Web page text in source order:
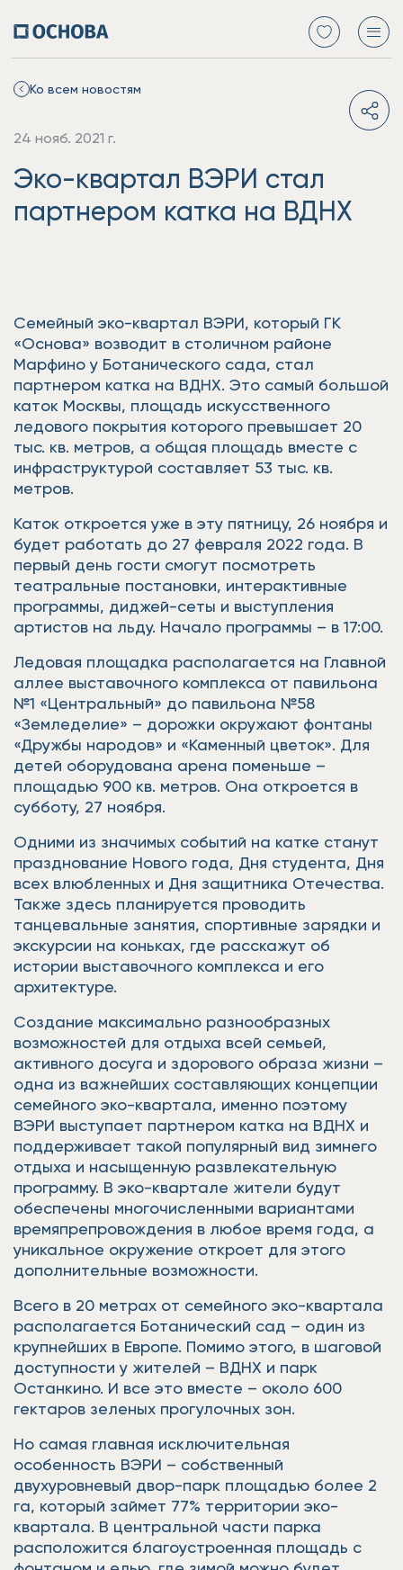
Ко всем новостям
24 нояб. 2021 г.
Эко-квартал ВЭРИ стал
партнером катка на ВДНХ
Семейный эко-квартал ВЭРИ, который ГК
«Основа» возводит в столичном районе
Марфино у Ботанического сада, стал
партнером катка на ВДНХ. Это самый большой
каток Москвы, площадь искусственного
ледового покрытия которого превышает 20
тыс. кв. метров, а общая площадь вместе с
инфраструктурой составляет 53 тыс. кв.
метров.
Каток откроется уже в эту пятницу, 26 ноября и
будет работать до 27 февраля 2022 года. В
первый день гости смогут посмотреть
театральные постановки, интерактивные
программы, диджей-сеты и выступления
артистов на льду. Начало программы – в 17:00.
Ледовая площадка располагается на Главной
аллее выставочного комплекса от павильона
№1 «Центральный» до павильона №58
«Земледелие» – дорожки окружают фонтаны
«Дружбы народов» и «Каменный цветок». Для
детей оборудована арена поменьше –
площадью 900 кв. метров. Она откроется в
субботу, 27 ноября.
Одними из значимых событий на катке станут
празднование Нового года, Дня студента, Дня
всех влюбленных и Дня защитника Отечества.
Также здесь планируется проводить
танцевальные занятия, спортивные зарядки и
экскурсии на коньках, где расскажут об
истории выставочного комплекса и его
архитектуре.
Создание максимально разнообразных
возможностей для отдыха всей семьей,
активного досуга и здорового образа жизни –
одна из важнейших составляющих концепции
семейного эко-квартала, именно поэтому
ВЭРИ выступает партнером катка на ВДНХ и
поддерживает такой популярный вид зимнего
отдыха и насыщенную развлекательную
программу. В эко-квартале жители будут
обеспечены многочисленными вариантами
времяпрепровождения в любое время года, а
уникальное окружение откроет для этого
дополнительные возможности.
Всего в 20 метрах от семейного эко-квартала
располагается Ботанический сад – один из
крупнейших в Европе. Помимо этого, в шаговой
доступности у жителей – ВДНХ и парк
Останкино. И все это вместе – около 600
гектаров зеленых прогулочных зон.
Но самая главная исключительная
особенность ВЭРИ – собственный
двухуровневый двор-парк площадью более 2
га, который займет 77% территории эко-
квартала. В центральной части парка
расположится благоустроенная площадь с